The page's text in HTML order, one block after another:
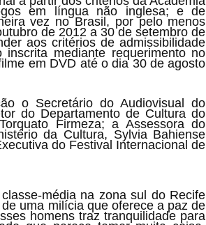
em língua não inglesa; e de
vez no Brasil, por pelo menos
de 2012 a 30 de setembro de
aos critérios de admissibilidade
mediante requerimento no
em DVD até o dia 30 de agosto
o Secretário do Audiovisual do
do Departamento de Cultura do
Firmeza; a Assessora do
da Cultura, Sylvia Bahiense
do Festival Internacional de
média na zona sul do Recife
uma milícia que oferece a paz de
homens traz tranquilidade para